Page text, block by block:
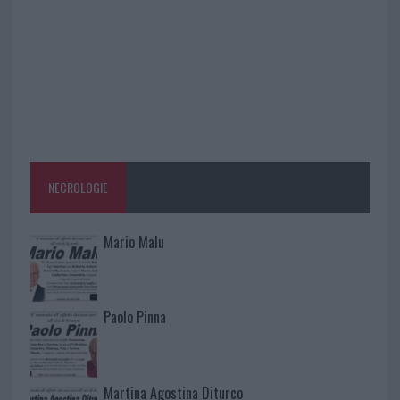
NECROLOGIE
Mario Malu
Paolo Pinna
Martina Agostina Diturco